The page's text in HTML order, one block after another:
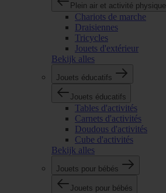
Plein air et activité physique
Chariots de marche
Draisiennes
Tricycles
Jouets d'extérieur
Bekijk alles
Jouets éducatifs
Jouets éducatifs
Tables d'activités
Carnets d'activités
Doudous d'activités
Cube d'activités
Bekijk alles
Jouets pour bébés
Jouets pour bébés